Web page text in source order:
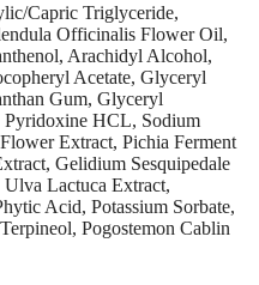
Capric Triglyceride,
Officinalis Flower Oil,
Arachidyl Alcohol,
Acetate, Glyceryl
Gum, Glyceryl
Pyridoxine HCL, Sodium
Extract, Pichia Ferment
Gelidium Sesquipedale
Lactuca Extract,
Acid, Potassium Sorbate,
Pogostemon Cablin